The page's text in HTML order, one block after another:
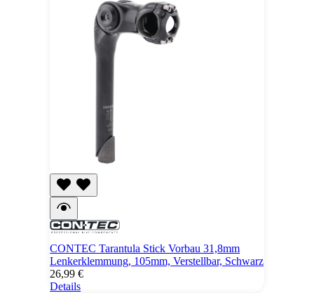
CONTEC Tarantula Stick Vorbau 31,8mm
Lenkerklemmung, 105mm, Verstellbar, Schwarz
26,99 €
Details